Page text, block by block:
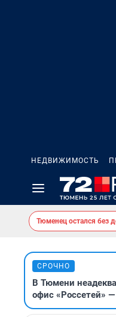
НЕДВИЖИМОСТЬ
Тюменец остался без
СРОЧНО
В Тюмени
офис «Россетей»